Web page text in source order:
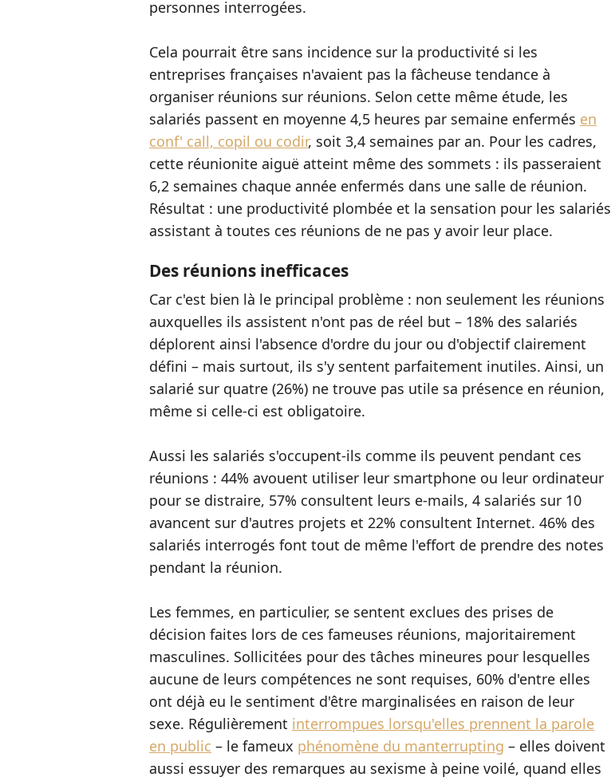
personnes interrogées.
Cela pourrait être sans incidence sur la productivité si les
entreprises françaises n'avaient pas la fâcheuse tendance à
organiser réunions sur réunions. Selon cette même étude, les
salariés passent en moyenne 4,5 heures par semaine enfermés en
conf' call, copil ou codir, soit 3,4 semaines par an. Pour les cadres,
cette réunionite aiguë atteint même des sommets : ils passeraient
6,2 semaines chaque année enfermés dans une salle de réunion.
Résultat : une productivité plombée et la sensation pour les salariés
assistant à toutes ces réunions de ne pas y avoir leur place.
Des réunions inefficaces
Car c'est bien là le principal problème : non seulement les réunions
auxquelles ils assistent n'ont pas de réel but – 18% des salariés
déplorent ainsi l'absence d'ordre du jour ou d'objectif clairement
défini – mais surtout, ils s'y sentent parfaitement inutiles. Ainsi, un
salarié sur quatre (26%) ne trouve pas utile sa présence en réunion,
même si celle-ci est obligatoire.
Aussi les salariés s'occupent-ils comme ils peuvent pendant ces
réunions : 44% avouent utiliser leur smartphone ou leur ordinateur
pour se distraire, 57% consultent leurs e-mails, 4 salariés sur 10
avancent sur d'autres projets et 22% consultent Internet. 46% des
salariés interrogés font tout de même l'effort de prendre des notes
pendant la réunion.
Les femmes, en particulier, se sentent exclues des prises de
décision faites lors de ces fameuses réunions, majoritairement
masculines. Sollicitées pour des tâches mineures pour lesquelles
aucune de leurs compétences ne sont requises, 60% d'entre elles
ont déjà eu le sentiment d'être marginalisées en raison de leur
sexe. Régulièrement interrompues lorsqu'elles prennent la parole
en public – le fameux phénomène du manterrupting – elles doivent
aussi essuyer des remarques au sexisme à peine voilé, quand elles